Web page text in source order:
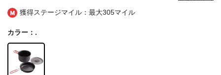
獲得ステージマイル：最大305マイル
カラー：.